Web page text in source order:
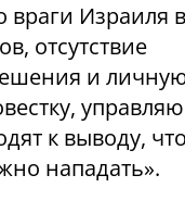
враги Израиля
отсутствие
и
к выводу,
нападать».